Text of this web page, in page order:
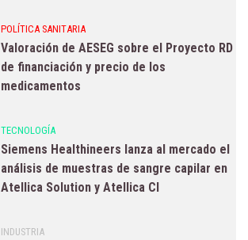
POLÍTICA SANITARIA
Valoración de AESEG sobre el Proyecto RD
de financiación y precio de los
medicamentos
TECNOLOGÍA
Siemens Healthineers lanza al mercado el
análisis de muestras de sangre capilar en
Atellica Solution y Atellica CI
INDUSTRIA